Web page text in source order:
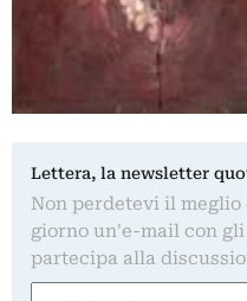
Lettera, la newsletter
Non perdetevi il
giorno un'e-mail con
partecipa alla